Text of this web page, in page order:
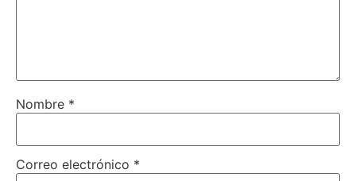
Nombre *
Correo electrónico *